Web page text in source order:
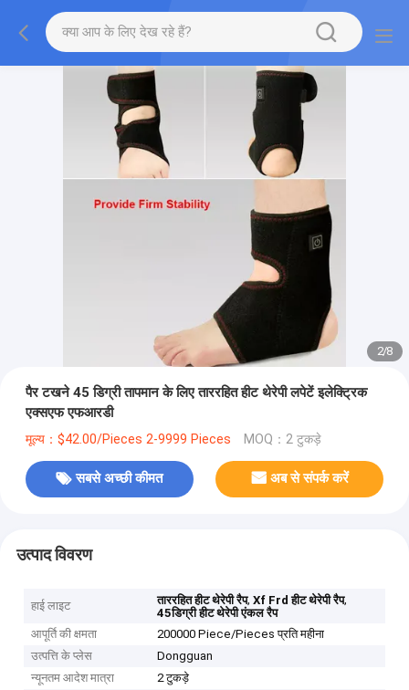
2/8
पैर टखने 45 डिग्री तापमान के लिए ताररहित हीट थेरेपी लपेटें इलेक्ट्रिक
एक्सएफ एफआरडी
मूल्य：$42.00/Pieces 2-9999 Pieces MOQ：2 टुकड़े
सबसे अच्छी कीमत अब से संपर्क करें
उत्पाद विवरण
हाई लाइट ताररहित हीट थेरेपी रैप,Xf Frd हीट थेरेपी रैप,
45डिग्री हीट थेरेपी एंकल रैप
आपूर्ति की क्षमता
200000 Piece/Pieces प्रति महीना
उत्पत्ति के प्लेस
Dongguan
न्यूनतम आदेश मात्रा
2 टुकड़े